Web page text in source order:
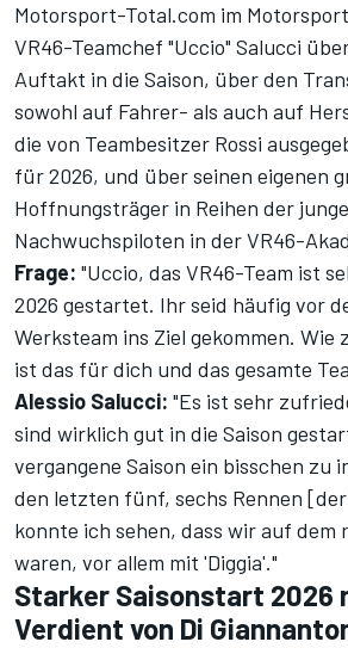
Motorsport-Total.com im
VR46-Teamchef "Uccio" Salucci
Auftakt in die Saison, über den
sowohl auf Fahrer- als auch auf
die von Teambesitzer Rossi
für 2026, und über seinen eigenen
Hoffnungsträger in Reihen der
Nachwuchspiloten in der VR46-
Frage: "Uccio, das VR46-Team ist
2026 gestartet. Ihr seid häufig vor
Werksteam ins Ziel gekommen. Wie
ist das für dich und das gesamte
Alessio Salucci: "Es ist sehr
sind wirklich gut in die Saison
vergangene Saison ein bisschen zu
den letzten fünf, sechs Rennen [der
konnte ich sehen, dass wir auf dem
waren, vor allem mit 'Diggia'."
Starker Saisonstart 2026
Verdient von Di